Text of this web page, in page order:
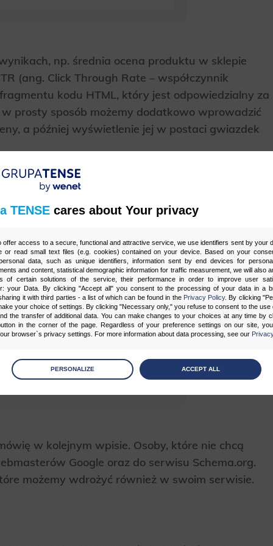
TENSE cares about Your privacy
offer access to a secure, functional and attractive service, we use identifiers sent by your
or read small text files (e.g. cookies) contained on your device. Based on your
data, such as unique identifiers, information sent by end devices for
and content, statistical demographic information for traffic measurement, we will also
of certain solutions of the service, their performance in order to improve user
your Data. By clicking "Accept all" you consent to the processing of your data in a
it with third parties - a list of which can be found in the Privacy Policy. By clicking
your choice of settings. By clicking "Necessary only," you refuse to consent to the use
the transfer of additional data. You can make changes to your choices at any time by
in the corner of the page. Regardless of your preference settings on our site,
browser`s privacy settings. For more information about data processing, see our
preferences
the consents of your choice
functions such as site navigation and access to specific areas of the website. The website cannot
this group.
PERSONALIZE ACCEPT ALL
np. średnia ocena produktu w sklepie
(ang. Click Through Rate – współczynnik
kodu HTML, który jest odpowiedzialny za
prosty sposób możemy dodatkowo wprowadzić
a później wyświetlenie jej w postaci gwiazdek
pomocą przychodzą wskazówki dla
serwis Schema.org, gdzie znajdziemy wszystkie
przez Google, Bing i Yahoo. Dodatkowo,
strukturalnych – Structured Data Testing Tool.
w kolejnym wpisie. Osoby, które nie chcą
Google oraz do serwisu Schema.org.
możemy wdrożyć również w swoim serwisie.